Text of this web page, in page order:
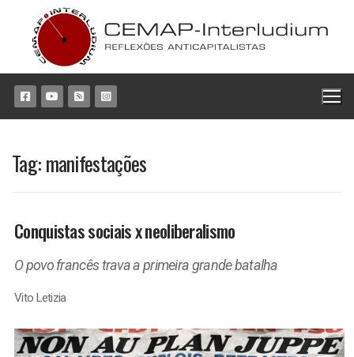
conteúdo
Tag:manifestações
Conquistas sociais x neoliberalismo
O povo francês trava a primeira grande batalha
Vito Letizia